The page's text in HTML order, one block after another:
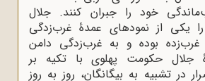
خود را جبران کنند. جلال
یکی از نمودهای عمدۀ غرب‌زدگی
بوده و به غرب‌زدگی دامن
جلال حکومت پهلوی با تکیه بر
در تشبیه به بیگانگان، روز به روز